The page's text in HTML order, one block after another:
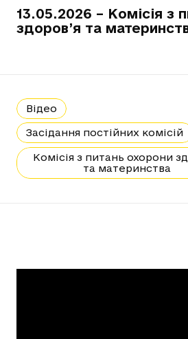
13.05.2026 – Комісія з
здоров’я та
Відео
Засідання постійних комісій
Комісія з питань охорони
та материнства